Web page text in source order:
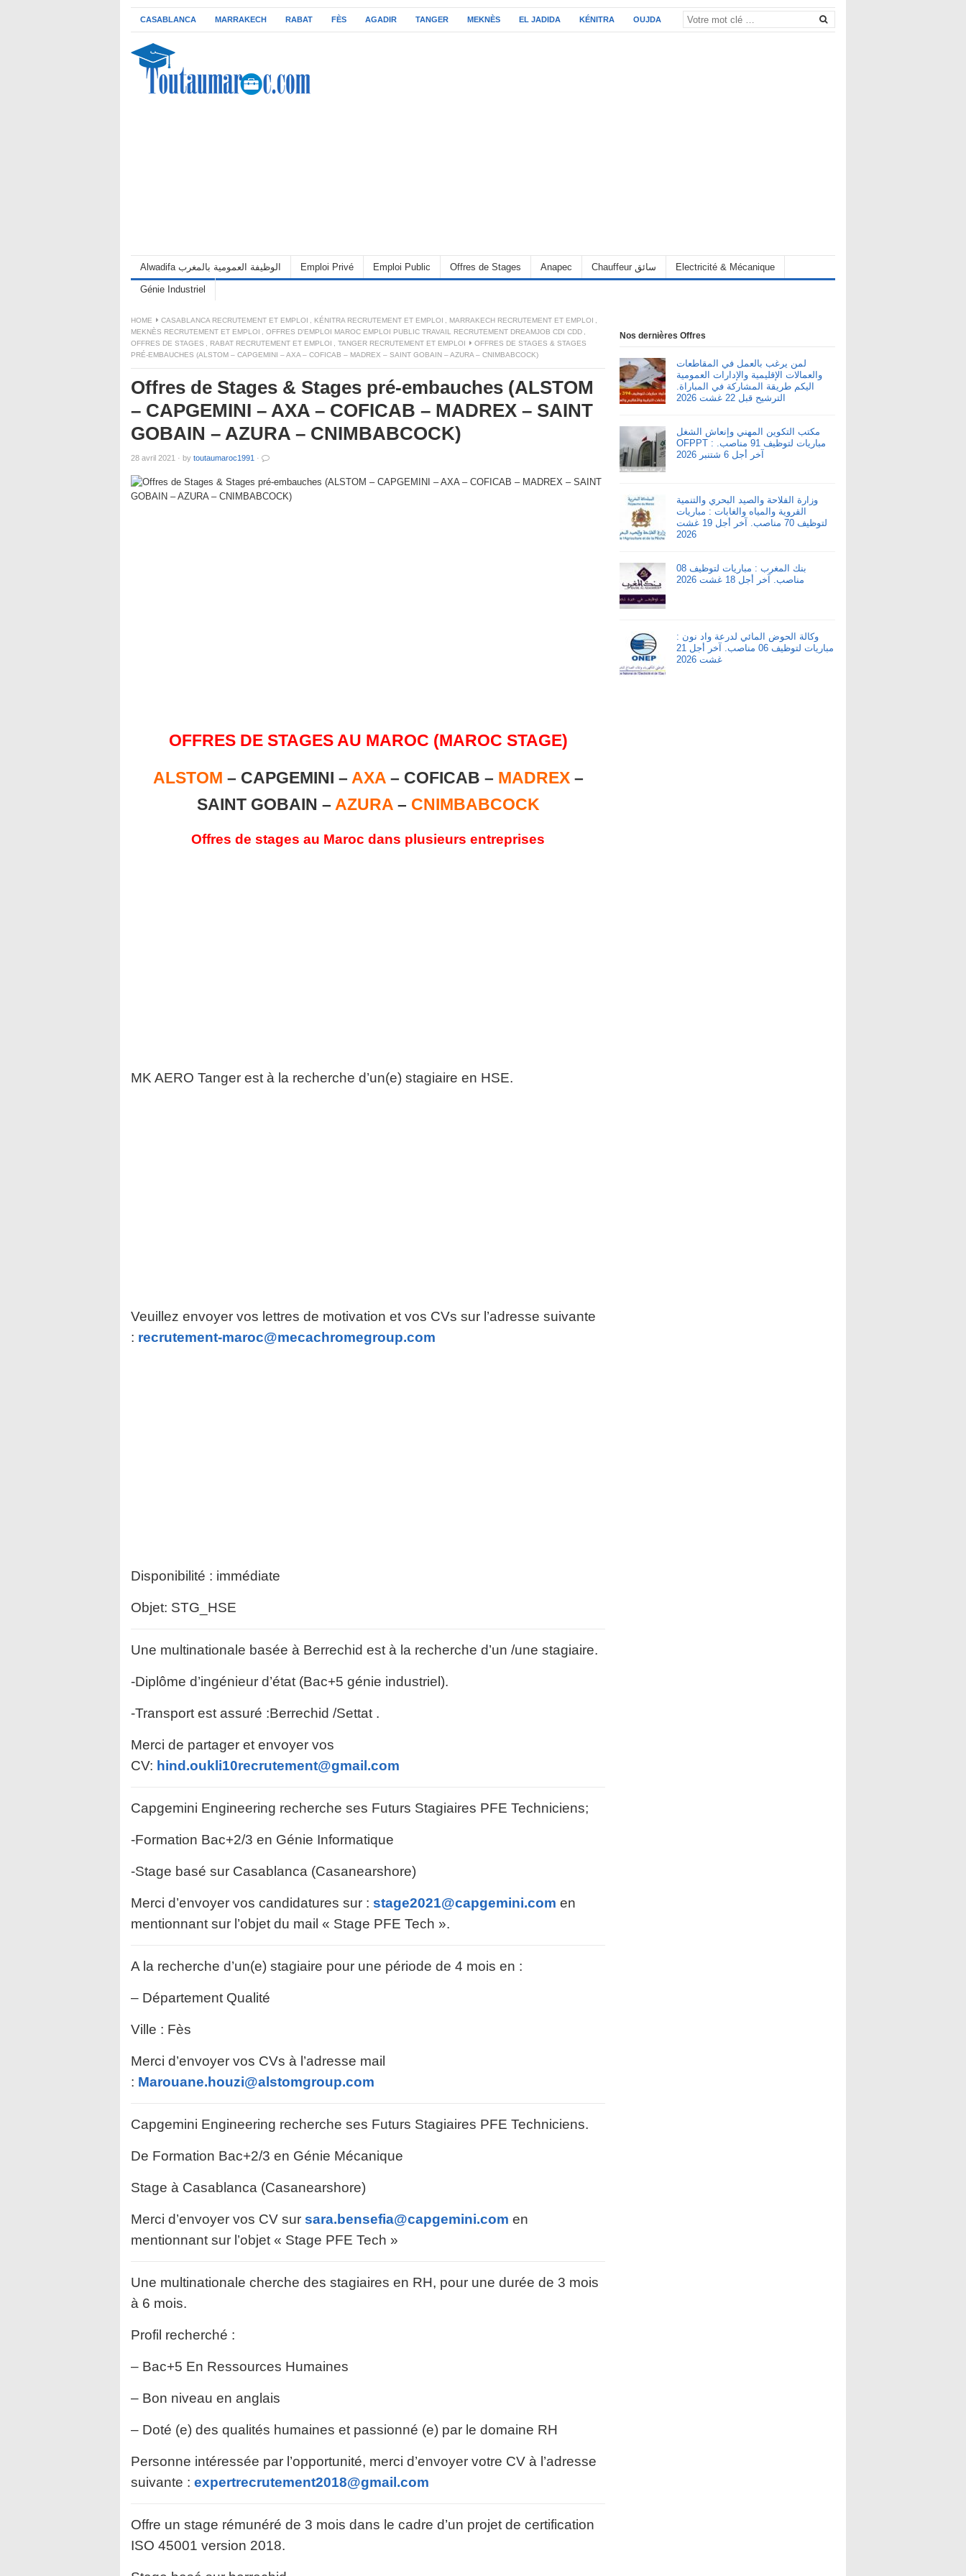
CASABLANCA MARRAKECH RABAT FÈS AGADIR TANGER MEKNÈS EL JADIDA KÉNITRA OUJDA
Alwadifa الوظيفة العمومية بالمغرب Emploi Privé Emploi Public Offres de Stages Anapec Chauffeur سائق Electricité & Mécanique
Génie Industriel
HOME CASABLANCA RECRUTEMENT ET EMPLOI KÉNITRA RECRUTEMENT ET EMPLOI MARRAKECH RECRUTEMENT ET EMPLOI
MEKNÈS RECRUTEMENT ET EMPLOI
OFFRES D'EMPLOI MAROC EMPLOI PUBLIC TRAVAIL RECRUTEMENT DREAMJOB CDI CDD
OFFRES DE STAGES
RABAT RECRUTEMENT ET EMPLOI TANGER RECRUTEMENT ET EMPLOI
OFFRES DE STAGES & STAGES
PRÉ-EMBAUCHES (ALSTOM – CAPGEMINI – AXA – COFICAB – MADREX – SAINT GOBAIN – AZURA – CNIMBABCOCK)
Offres de Stages & Stages pré-embauches (ALSTOM
– CAPGEMINI – AXA – COFICAB – MADREX – SAINT
GOBAIN – AZURA – CNIMBABCOCK)
28 avril 2021 · by toutaumaroc1991 ·
OFFRES DE STAGES AU MAROC (MAROC STAGE)
ALSTOM – CAPGEMINI – AXA– COFICAB – MADREX–
SAINT GOBAIN – AZURA– CNIMBABCOCK
Offres de stages au Maroc dans plusieurs entreprises
MK AERO Tanger est à la recherche d’un(e) stagiaire en HSE.
Veuillez envoyer vos lettres de motivation et vos CVs sur l’adresse suivante
: recrutement-maroc@mecachromegroup.com
Disponibilité : immédiate
Objet: STG_HSE
Une multinationale basée à Berrechid est à la recherche d’un /une stagiaire.
-Diplôme d’ingénieur d’état (Bac+5 génie industriel).
-Transport est assuré :Berrechid /Settat .
Merci de partager et envoyer vos
CV: hind.oukli10recrutement@gmail.com
Capgemini Engineering recherche ses Futurs Stagiaires PFE Techniciens;
-Formation Bac+2/3 en Génie Informatique
-Stage basé sur Casablanca (Casanearshore)
Merci d’envoyer vos candidatures sur : stage2021@capgemini.com en
mentionnant sur l’objet du mail « Stage PFE Tech ».
A la recherche d’un(e) stagiaire pour une période de 4 mois en :
– Département Qualité
Ville : Fès
Merci d’envoyer vos CVs à l’adresse mail
: Marouane.houzi@alstomgroup.com
Capgemini Engineering recherche ses Futurs Stagiaires PFE Techniciens.
De Formation Bac+2/3 en Génie Mécanique
Stage à Casablanca (Casanearshore)
Merci d’envoyer vos CV sur sara.bensefia@capgemini.com en
mentionnant sur l’objet « Stage PFE Tech »
Une multinationale cherche des stagiaires en RH, pour une durée de 3 mois
à 6 mois.
Profil recherché :
– Bac+5 En Ressources Humaines
– Bon niveau en anglais
– Doté (e) des qualités humaines et passionné (e) par le domaine RH
Personne intéressée par l’opportunité, merci d’envoyer votre CV à l’adresse
suivante : expertrecrutement2018@gmail.com
Offre un stage rémunéré de 3 mois dans le cadre d’un projet de certification
ISO 45001 version 2018.
Nos dernières Offres
لمن يرغب بالعمل في المقاطعات
والعمالات الإقليمية والإدارات العمومية
اليكم طريقة المشاركة في المباراة.
الترشيح قبل 22 غشت 2026
مكتب التكوين المهني وإنعاش الشغل
OFPPT : مباريات لتوظيف 91 مناصب.
آخر أجل 6 شتنبر 2026
وزارة الفلاحة والصيد البحري والتنمية
القروية والمياه والغابات : مباريات
لتوظيف 70 مناصب. آخر أجل 19 غشت
2026
بنك المغرب : مباريات لتوظيف 08
مناصب. آخر أجل 18 غشت 2026
وكالة الحوض المائي لدرعة واد نون :
مباريات لتوظيف 06 مناصب. آخر أجل 21
غشت 2026